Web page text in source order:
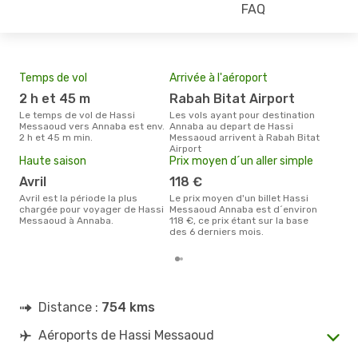
FAQ
Temps de vol
2 h et 45 m
Le temps de vol de Hassi
Messaoud vers Annaba est env.
2 h et 45 m min.
Arrivée à l'aéroport
Rabah Bitat Airport
Les vols ayant pour destination
Annaba au depart de Hassi
Messaoud arrivent à Rabah Bitat
Airport
Haute saison
avril
avril est la période la plus
chargée pour voyager de Hassi
Messaoud à Annaba.
Prix moyen d´un aller simple
118 €
Le prix moyen d'un billet Hassi
Messaoud Annaba est d´environ
118 €, ce prix étant sur la base
des 6 derniers mois.
Distance : 754 kms
Aéroports de Hassi Messaoud